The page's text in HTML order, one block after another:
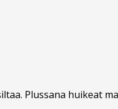
Plussana huikeat